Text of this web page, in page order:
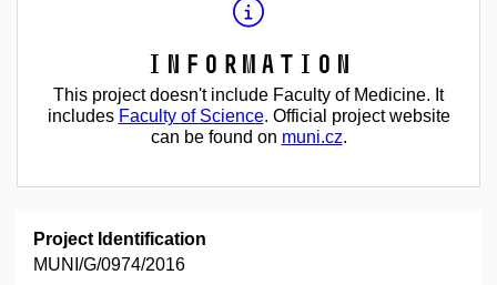
Information
This project doesn't include Faculty of Medicine. It
includes Faculty of Science. Official project website
can be found on muni.cz.
Project Identification
MUNI/G/0974/2016